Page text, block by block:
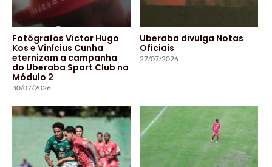
Fotógrafos Victor Hugo
Kos e Vinícius Cunha
eternizam a campanha
do Uberaba Sport Club no
Módulo 2
30/07/2026
Uberaba divulga Notas
Oficiais
27/07/2026